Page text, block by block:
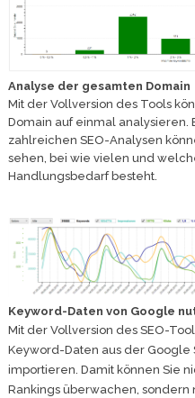
Analyse der gesamten Domain
Mit der Vollversion des Tools
Domain auf einmal analysieren.
zahlreichen SEO-Analysen
sehen, bei wie vielen und
Handlungsbedarf besteht.
Keyword-Daten von Google
Mit der Vollversion des SEO-
Keyword-Daten aus der Google
importieren. Damit können Sie
Rankings überwachen, sondern